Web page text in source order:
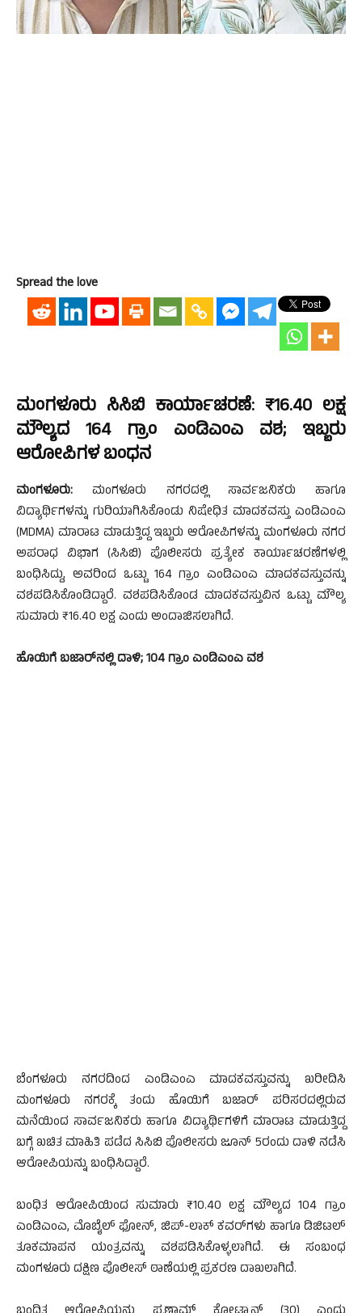
Spread the love
ಮಂಗಳೂರು ಸಿಸಿಬಿ ಕಾರ್ಯಾಚರಣೆ: ₹16.40 ಲಕ್ಷ
ಮೌಲ್ಯದ 164 ಗ್ರಾಂ ಎಂಡಿಎಂಎ ವಶ; ಇಬ್ಬರು
ಆರೋಪಿಗಳ ಬಂಧನ
ಮಂಗಳೂರು: ಮಂಗಳೂರು ನಗರದಲ್ಲಿ ಸಾರ್ವಜನಿಕರು ಹಾಗೂ
ವಿದ್ಯಾರ್ಥಿಗಳನ್ನು ಗುರಿಯಾಗಿಸಿಕೊಂಡು ನಿಷೇಧಿತ ಮಾದಕವಸ್ತು ಎಂಡಿಎಂಎ
(MDMA) ಮಾರಾಟ ಮಾಡುತ್ತಿದ್ದ ಇಬ್ಬರು ಆರೋಪಿಗಳನ್ನು ಮಂಗಳೂರು ನಗರ
ಅಪರಾಧ ವಿಭಾಗ (ಸಿಸಿಬಿ) ಪೊಲೀಸರು ಪ್ರತ್ಯೇಕ ಕಾರ್ಯಾಚರಣೆಗಳಲ್ಲಿ
ಬಂಧಿಸಿದ್ದು, ಅವರಿಂದ ಒಟ್ಟು 164 ಗ್ರಾಂ ಎಂಡಿಎಂಎ ಮಾದಕವಸ್ತುವನ್ನು
ವಶಪಡಿಸಿಕೊಂಡಿದ್ದಾರೆ. ವಶಪಡಿಸಿಕೊಂಡ ಮಾದಕವಸ್ತುವಿನ ಒಟ್ಟು ಮೌಲ್ಯ
ಸುಮಾರು ₹16.40 ಲಕ್ಷ ಎಂದು ಅಂದಾಜಿಸಲಾಗಿದೆ.
ಹೊಯಿಗೆ ಬಜಾರ್‌ನಲ್ಲಿ ದಾಳಿ; 104 ಗ್ರಾಂ ಎಂಡಿಎಂಎ ವಶ
ಬೆಂಗಳೂರು ನಗರದಿಂದ ಎಂಡಿಎಂಎ ಮಾದಕವಸ್ತುವನ್ನು ಖರೀದಿಸಿ
ಮಂಗಳೂರು ನಗರಕ್ಕೆ ತಂದು ಹೊಯಿಗೆ ಬಜಾರ್ ಪರಿಸರದಲ್ಲಿರುವ
ಮನೆಯಿಂದ ಸಾರ್ವಜನಿಕರು ಹಾಗೂ ವಿದ್ಯಾರ್ಥಿಗಳಿಗೆ ಮಾರಾಟ ಮಾಡುತ್ತಿದ್ದ
ಬಗ್ಗೆ ಖಚಿತ ಮಾಹಿತಿ ಪಡೆದ ಸಿಸಿಬಿ ಪೊಲೀಸರು ಜೂನ್ 5ರಂದು ದಾಳಿ ನಡೆಸಿ
ಆರೋಪಿಯನ್ನು ಬಂಧಿಸಿದ್ದಾರೆ.
ಬಂಧಿತ ಆರೋಪಿಯಿಂದ ಸುಮಾರು ₹10.40 ಲಕ್ಷ ಮೌಲ್ಯದ 104 ಗ್ರಾಂ
ಎಂಡಿಎಂಎ, ಮೊಬೈಲ್ ಫೋನ್, ಜಿಪ್-ಲಾಕ್ ಕವರ್‌ಗಳು ಹಾಗೂ ಡಿಜಿಟಲ್
ತೂಕಮಾಪನ ಯಂತ್ರವನ್ನು ವಶಪಡಿಸಿಕೊಳ್ಳಲಾಗಿದೆ. ಈ ಸಂಬಂಧ
ಮಂಗಳೂರು ದಕ್ಷಿಣ ಪೊಲೀಸ್ ಠಾಣೆಯಲ್ಲಿ ಪ್ರಕರಣ ದಾಖಲಾಗಿದೆ.